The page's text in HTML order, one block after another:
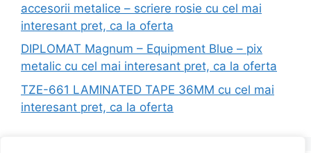
accesorii metalice – scriere rosie cu cel mai
interesant pret, ca la oferta
DIPLOMAT Magnum – Equipment Blue – pix
metalic cu cel mai interesant pret, ca la oferta
TZE-661 LAMINATED TAPE 36MM cu cel mai
interesant pret, ca la oferta